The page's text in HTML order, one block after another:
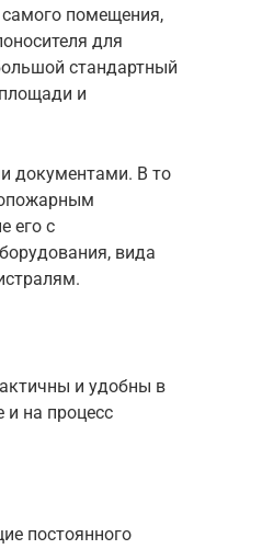
самого помещения,
для
стандартный
и
документами. В то
его с
вида
и удобны в
на процесс
постоянного